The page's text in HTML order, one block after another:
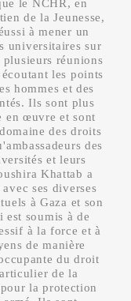
le NCHR, en
de la Jeunesse,
à mener un
universitaires sur
réunions
les points
hommes et des
Ils sont plus
en œuvre et sont
des droits
des
et leurs
Khattab a
ses diverses
à Gaza et son
soumis à de
à la force et à
de manière
du droit
de la
la protection